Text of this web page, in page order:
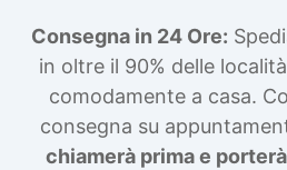
Consegna in 24 Ore:
in oltre il 90% delle
comodamente a casa.
consegna su
chiamerà prima e